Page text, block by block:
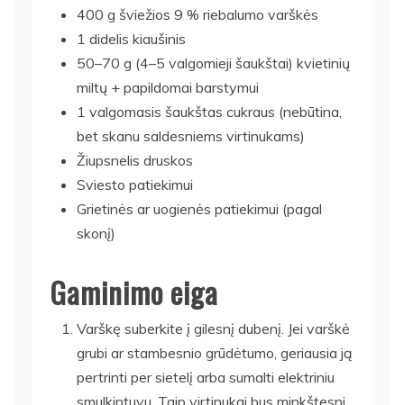
400 g šviežios 9 % riebalumo varškės
1 didelis kiaušinis
50–70 g (4–5 valgomieji šaukštai) kvietinių
miltų + papildomai barstymui
1 valgomasis šaukštas cukraus (nebūtina,
bet skanu saldesniems virtinukams)
Žiupsnelis druskos
Sviesto patiekimui
Grietinės ar uogienės patiekimui (pagal
skonį)
Gaminimo eiga
Varškę suberkite į gilesnį dubenį. Jei varškė
grubi ar stambesnio grūdėtumo, geriausia ją
pertrinti per sietelį arba sumalti elektriniu
smulkintuvu. Taip virtinukai bus minkštesni